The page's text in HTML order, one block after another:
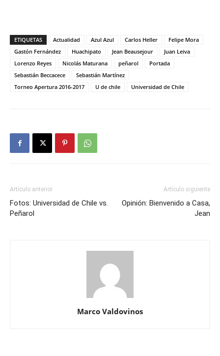
ETIQUETAS Actualidad Azul Azul Carlos Heller
Felipe Mora
Gastón Fernández
Huachipato Jean Beausejour
Juan Leiva
Lorenzo Reyes
Nicolás Maturana peñarol
Portada
Sebastián Beccacece
Sebastián Martínez
Torneo Apertura 2016-2017
U de chile Universidad de Chile
Artículo anterior
Fotos: Universidad de Chile vs.
Peñarol
Artículo siguiente
Opinión: Bienvenido a Casa,
Jean
Marco Valdovinos